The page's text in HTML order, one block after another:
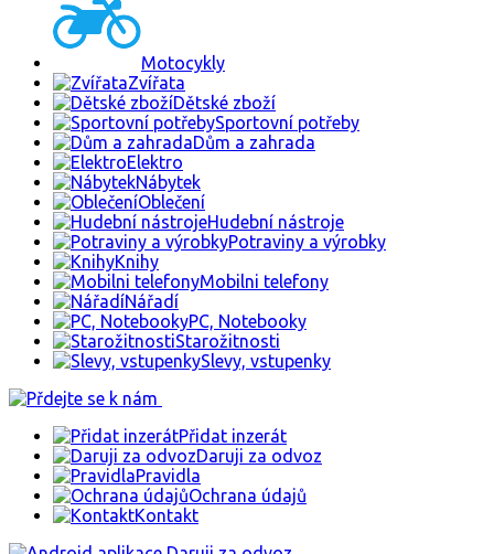
Motocykly
Zvířata
Dětské zboží
Sportovní potřeby
Dům a zahrada
Elektro
Nábytek
Oblečení
Hudební nástroje
Potraviny a výrobky
Knihy
Mobilni telefony
Nářadí
PC, Notebooky
Starožitnosti
Slevy, vstupenky
Přidat inzerát
Daruji za odvoz
Pravidla
Ochrana údajů
Kontakt